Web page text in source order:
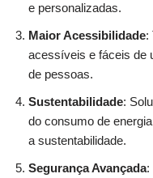
e personalizadas.
Maior Acessibilidade:
acessíveis e fáceis de
de pessoas.
Sustentabilidade:
do consumo de
a sustentabilidade.
Segurança Avançada: